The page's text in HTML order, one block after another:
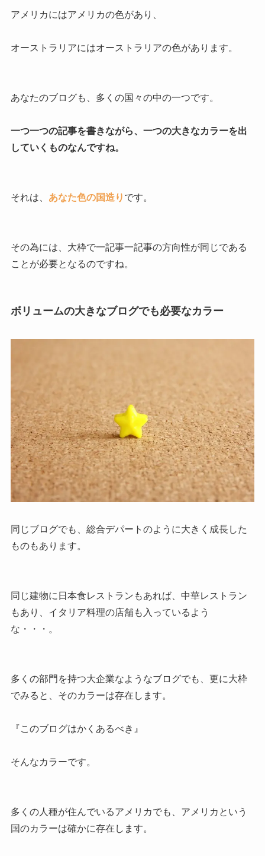
アメリカにはアメリカの色があり、
オーストラリアにはオーストラリアの色があります。
あなたのブログも、多くの国々の中の一つです。
一つ一つの記事を書きながら、一つの大きなカラーを出
していくものなんですね。
それは、 あなた色の国造り です。
その為には、大枠で一記事一記事の方向性が同じである
ことが必要となるのですね。
ボリュームの大きなブログでも必要なカラー
同じブログでも、総合デパートのように大きく成長した
ものもあります。
同じ建物に日本食レストランもあれば、中華レストラン
もあり、イタリア料理の店舗も入っているよう
な・・・。
多くの部門を持つ大企業なようなブログでも、更に大枠
でみると、そのカラーは存在します。
『このブログはかくあるべき』
そんなカラーです。
多くの人種が住んでいるアメリカでも、アメリカという
国のカラーは確かに存在します。